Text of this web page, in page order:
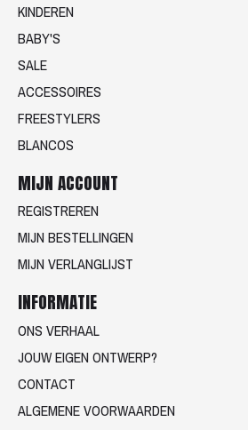
KINDEREN
BABY'S
SALE
ACCESSOIRES
FREESTYLERS
BLANCOS
MIJN ACCOUNT
REGISTREREN
MIJN BESTELLINGEN
MIJN VERLANGLIJST
INFORMATIE
ONS VERHAAL
JOUW EIGEN ONTWERP?
CONTACT
ALGEMENE VOORWAARDEN